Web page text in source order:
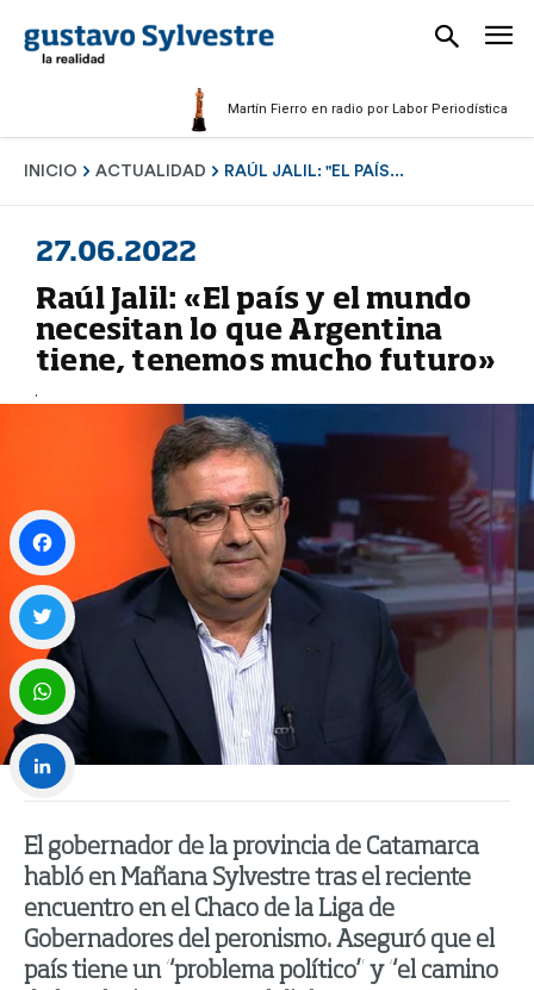
Martín Fierro en radio por Labor Periodística
INICIO ACTUALIDAD RAÚL JALIL: "EL PAÍS...
27.06.2022
Raúl Jalil: «El país y el mundo
necesitan lo que Argentina
tiene, tenemos mucho futuro»
El gobernador de la provincia de Catamarca
habló en Mañana Sylvestre tras el reciente
encuentro en el Chaco de la Liga de
Gobernadores del peronismo. Aseguró que el
país tiene un “problema político” y “el camino
Facebook
Twitter
WhatsApp